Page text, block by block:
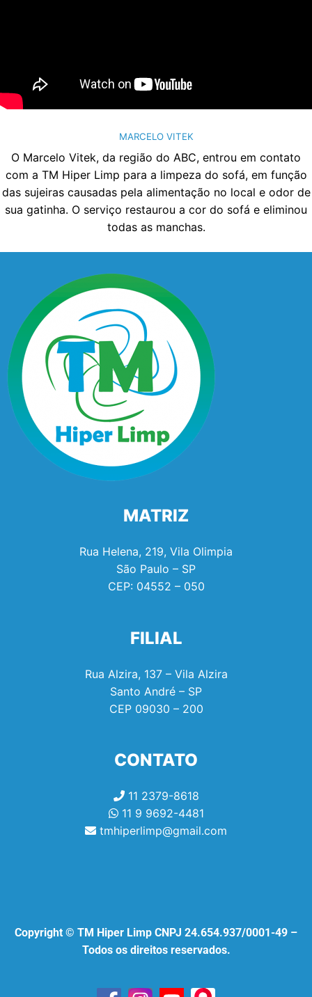
MARCELO VITEK
O Marcelo Vitek, da região do ABC, entrou em contato
com a TM Hiper Limp para a limpeza do sofá, em função
das sujeiras causadas pela alimentação no local e odor de
sua gatinha. O serviço restaurou a cor do sofá e eliminou
todas as manchas.
MATRIZ
Rua Helena, 219, Vila Olimpia
São Paulo – SP
CEP: 04552 – 050
FILIAL
Rua Alzira, 137 – Vila Alzira
Santo André – SP
CEP 09030 – 200
CONTATO
11 2379-8618
11 9 9692-4481
tmhiperlimp@gmail.com
Copyright © TM Hiper Limp CNPJ 24.654.937/0001-49 –
Todos os direitos reservados.